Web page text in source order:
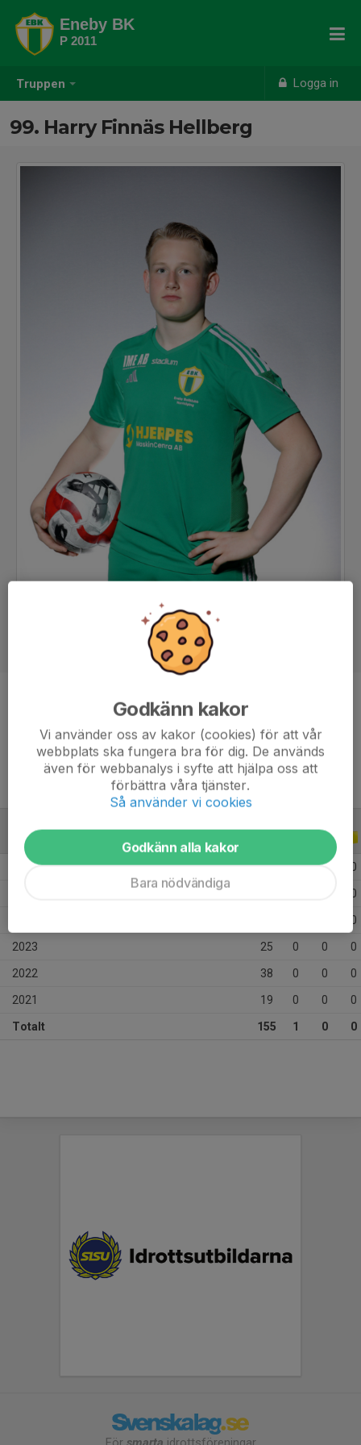
Truppen Logga in
Eneby BK
P 2011
99. Harry Finnäs Hellberg
Mittfältare
Ålder
15 år
ALLA SERIER
2026 20 0 0 0
0
0
2023 25 0 0 0
2022 38 0 0 0
2021 19 0 0 0
Totalt 155 1 0 0
Godkänn kakor
Vi använder oss av kakor (cookies) för att vår
webbplats ska fungera bra för dig. De används
även för webbanalys i syfte att hjälpa oss att
förbättra våra tjänster.
Så använder vi cookies
Godkänn alla kakor
Bara nödvändiga